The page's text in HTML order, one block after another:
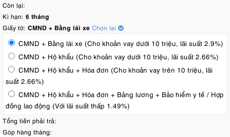
Còn lại:
Kì hạn: 6 tháng
Giấy tờ: CMND + Bằng lái xe Chọn lại
CMND + Bằng lái xe (Cho khoản vay dưới 10 triệu, lãi suất 2.9%)
CMND + Hộ khẩu (Cho khoản vay dưới 10 triệu, lãi suất 2.66%)
CMND + Hộ khẩu + Hóa đơn (Cho khoản vay trên 10 triệu, lãi
suất 2.66%)
CMND + Hộ khẩu + Hóa đơn + Bảng lương + Bảo hiểm y tế / Hợp
đồng lao động (Với lãi suất thấp 1.49%)
Tổng tiền phải trả:
Góp hàng tháng: